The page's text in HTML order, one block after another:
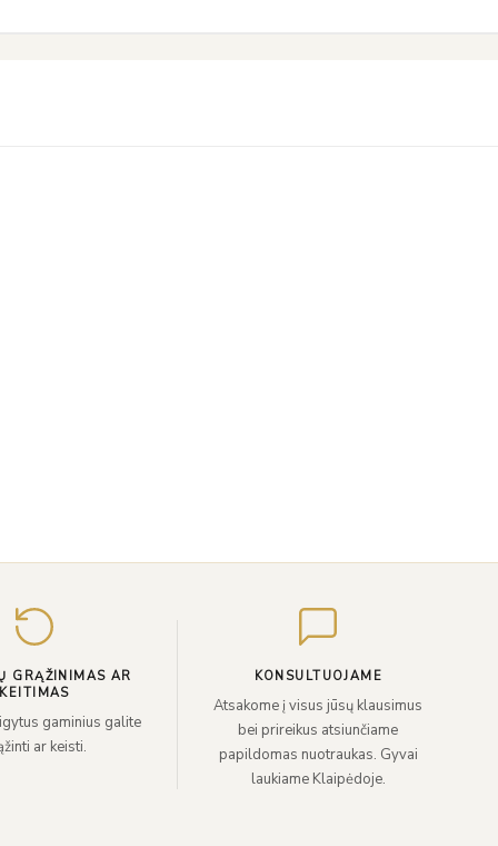
GRĄŽINIMAS AR
KEITIMAS
gaminius galite
ar keisti.
KONSULTUOJAME
Atsakome į visus jūsų klausimus
bei prireikus atsiunčiame
papildomas nuotraukas. Gyvai
laukiame Klaipėdoje.